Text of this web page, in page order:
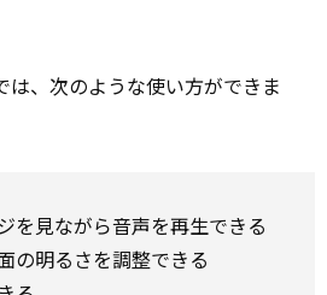
は、次のような使い方ができま
を見ながら音声を再生できる
の明るさを調整できる